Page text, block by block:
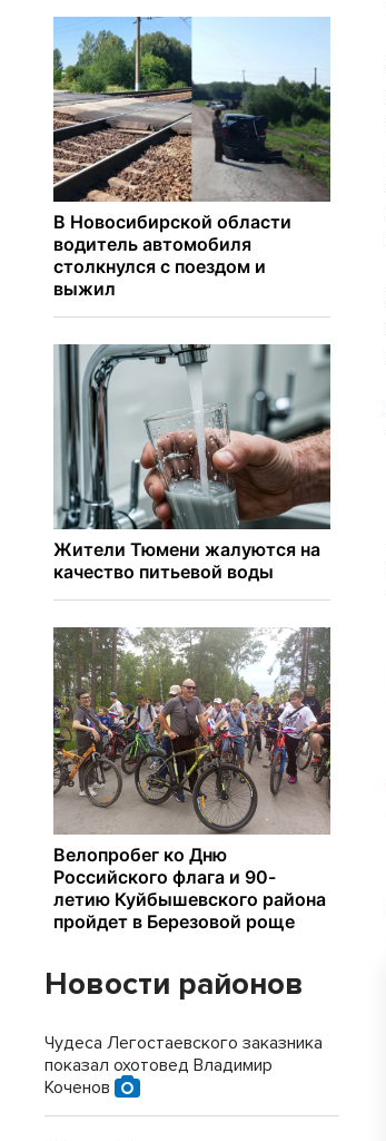
Новости районов
Чудеса Легостаевского заказника
показал охотовед Владимир
Коченов